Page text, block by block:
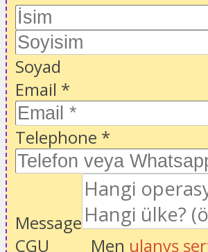
Soyad
Email *
Telephone *
Message
CGU
Men ulanyş